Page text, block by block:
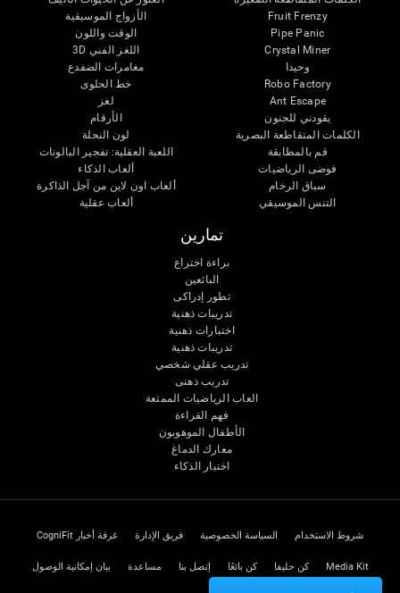
Fruit Frenzy
Pipe Panic
Crystal Miner
وحيدا
Robo Factory
Ant Escape
يقودني للجنون
الكلمات المتقاطعة البصرية
قم بالمطابقة
فوضى الرياضيات
سباق الرخام
التنس الموسيقي
الأزواج الموسيقية
الوقت واللون
اللغز الفني 3D
مغامرات الضفدع
خط الحلوى
لغز
الأرقام
لون النحلة
اللعبة العقلية: تفجير البالونات
ألعاب الذكاء
ألعاب اون لاين من آجل الذاكرة
ألعاب عقلية
تمارين
براءة اختراع
البائعين
تطور إدراكى
تدريبات ذهنية
اختبارات ذهنية
تدريبات ذهنية
تدريب عقلي شخصي
تدريب ذهنى
العاب الرياضيات الممتعة
فهم القراءة
الأطفال الموهوبون
معارك الدماغ
اختبار الذكاء
شروط الاستخدام السياسة الخصوصية فريق الإدارة غرفة أخبار CogniFit
Media Kit كن حليفا كن بائعًا إتصل بنا مساعدة بيان إمكانية الوصول